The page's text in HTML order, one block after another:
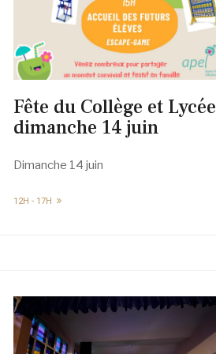
Fête du Collège et Lycée
dimanche 14 juin
Dimanche 14 juin
12H - 17H